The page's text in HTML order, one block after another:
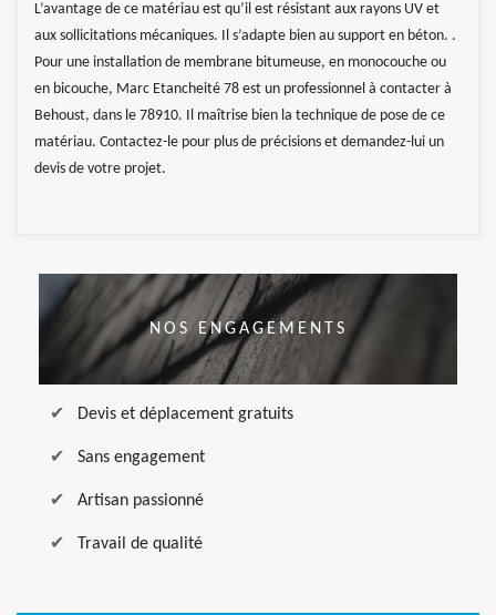
L’avantage de ce matériau est qu’il est résistant aux rayons UV et
aux sollicitations mécaniques. Il s’adapte bien au support en béton. .
Pour une installation de membrane bitumeuse, en monocouche ou
en bicouche, Marc Etancheité 78 est un professionnel à contacter à
Behoust, dans le 78910. Il maîtrise bien la technique de pose de ce
matériau. Contactez-le pour plus de précisions et demandez-lui un
devis de votre projet.
NOS ENGAGEMENTS
Devis et déplacement gratuits
Sans engagement
Artisan passionné
Travail de qualité